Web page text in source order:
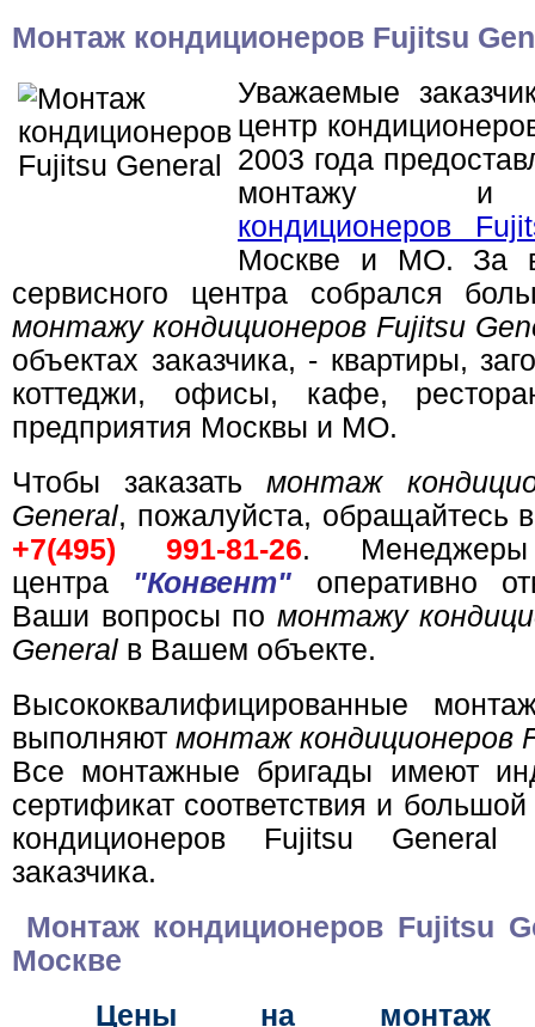
Монтаж кондиционеров Fujitsu
Уважаемые
центр
2003 года
кондиционеров
Москве и МО. За
сервисного центра собрался
монтажу кондиционеров Fujitsu
объектах заказчика, - квартиры,
коттеджи, офисы, кафе,
предприятия Москвы и МО.
Чтобы заказатьмонтаж
General, пожалуйста, обращайтесь
+7(495) 991-81-26. Менеджеры
центра "Конвент" оперативно
Ваши вопросы по монтажу
General в Вашем объекте.
Высококвалифицированные
выполняют монтаж кондиционеров
Все монтажные бригады имеют
сертификат соответствия и
кондиционеров Fujitsu General
заказчика.
Монтаж кондиционеров Fujitsu
Москве
Цены на монтаж